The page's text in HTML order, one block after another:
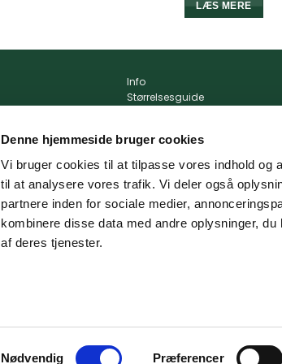
Denne hjemmeside bruger cookies
Vi bruger cookies til at tilpasse vores indhold og
til at analysere vores trafik. Vi deler også
partnere inden for sociale medier,
kombinere disse data med andre oplysninger,
af deres tjenester.
Samtykkevalg
Nødvendig Præferencer
LÆS MERE
Info
Størrelsesguide
Min konto
Retur
Returportal
Fragt og levering